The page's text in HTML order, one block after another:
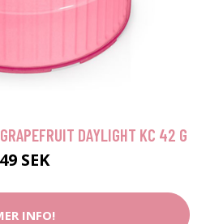
DAYLIGHT KC 42 G
49 SEK
INFO!